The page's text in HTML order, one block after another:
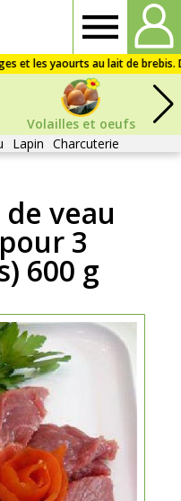
Volailles et oeufs
Lapin Charcuterie
veau
3
600 g